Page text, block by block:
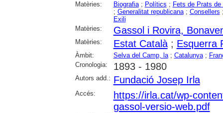
Matèries: Biografia; Polítics ; Fets de Prats de
; Generalitat republicana; Consellers
Exili
Matèries:
Gassol i Rovira,
Matèries: Estat Català; Esquerra
Àmbit: Selva del Camp, la; Catalunya;
Cronologia:
1893 - 1980
Autors add.: Fundació Josep Irla
Accés:
https://irla.cat/wp-
gassol-versio-web.pdf